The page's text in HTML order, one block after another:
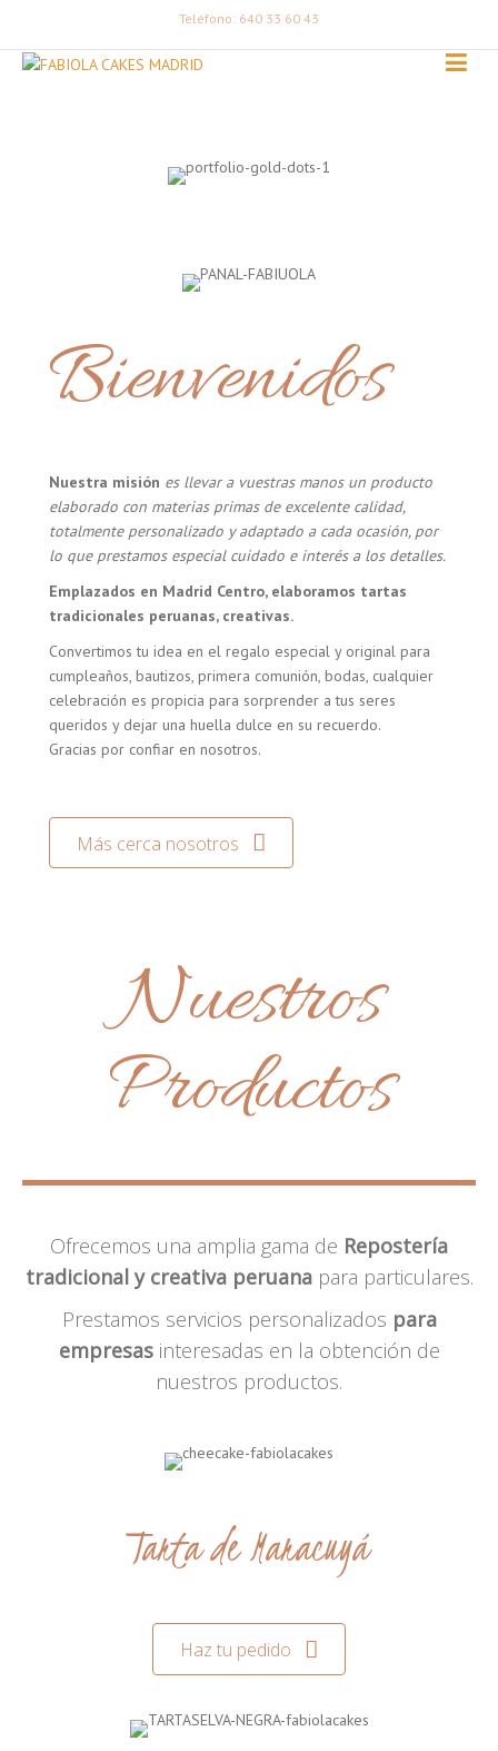
Teléfono: 640 33 60 43
Bienvenidos
Nuestra misión es llevar a vuestras manos un producto
elaborado con materias primas de excelente calidad,
totalmente personalizado y adaptado a cada ocasión, por
lo que prestamos especial cuidado e interés a los detalles.
Emplazados en Madrid Centro, elaboramos tartas
tradicionales peruanas, creativas.
Convertimos tu idea en el regalo especial y original para
cumpleaños, bautizos, primera comunión, bodas, cualquier
celebración es propicia para sorprender a tus seres
queridos y dejar una huella dulce en su recuerdo.
Gracias por confiar en nosotros.
Más cerca nosotros
Nuestros
Productos
Ofrecemos una amplia gama de Repostería
tradicional y creativa peruanapara particulares.
Prestamos servicios personalizados para
empresasinteresadas en la obtención de
nuestros productos.
Tarta de Maracuyá
Haz tu pedido